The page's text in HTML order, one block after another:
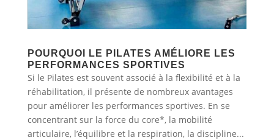
POURQUOI LE PILATES AMÉLIORE LES
PERFORMANCES SPORTIVES
Si le Pilates est souvent associé à la flexibilité et à la
réhabilitation, il présente de nombreux avantages
pour améliorer les performances sportives. En se
concentrant sur la force du core*, la mobilité
articulaire, l’équilibre et la respiration, la discipline...